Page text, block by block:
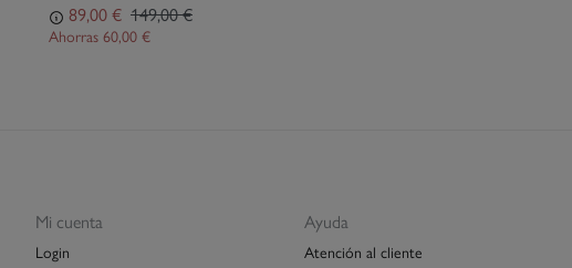
89,00 € 149,00 €
Ahorras 60,00 €
Mi cuenta
Login
Ayuda
Atención al cliente